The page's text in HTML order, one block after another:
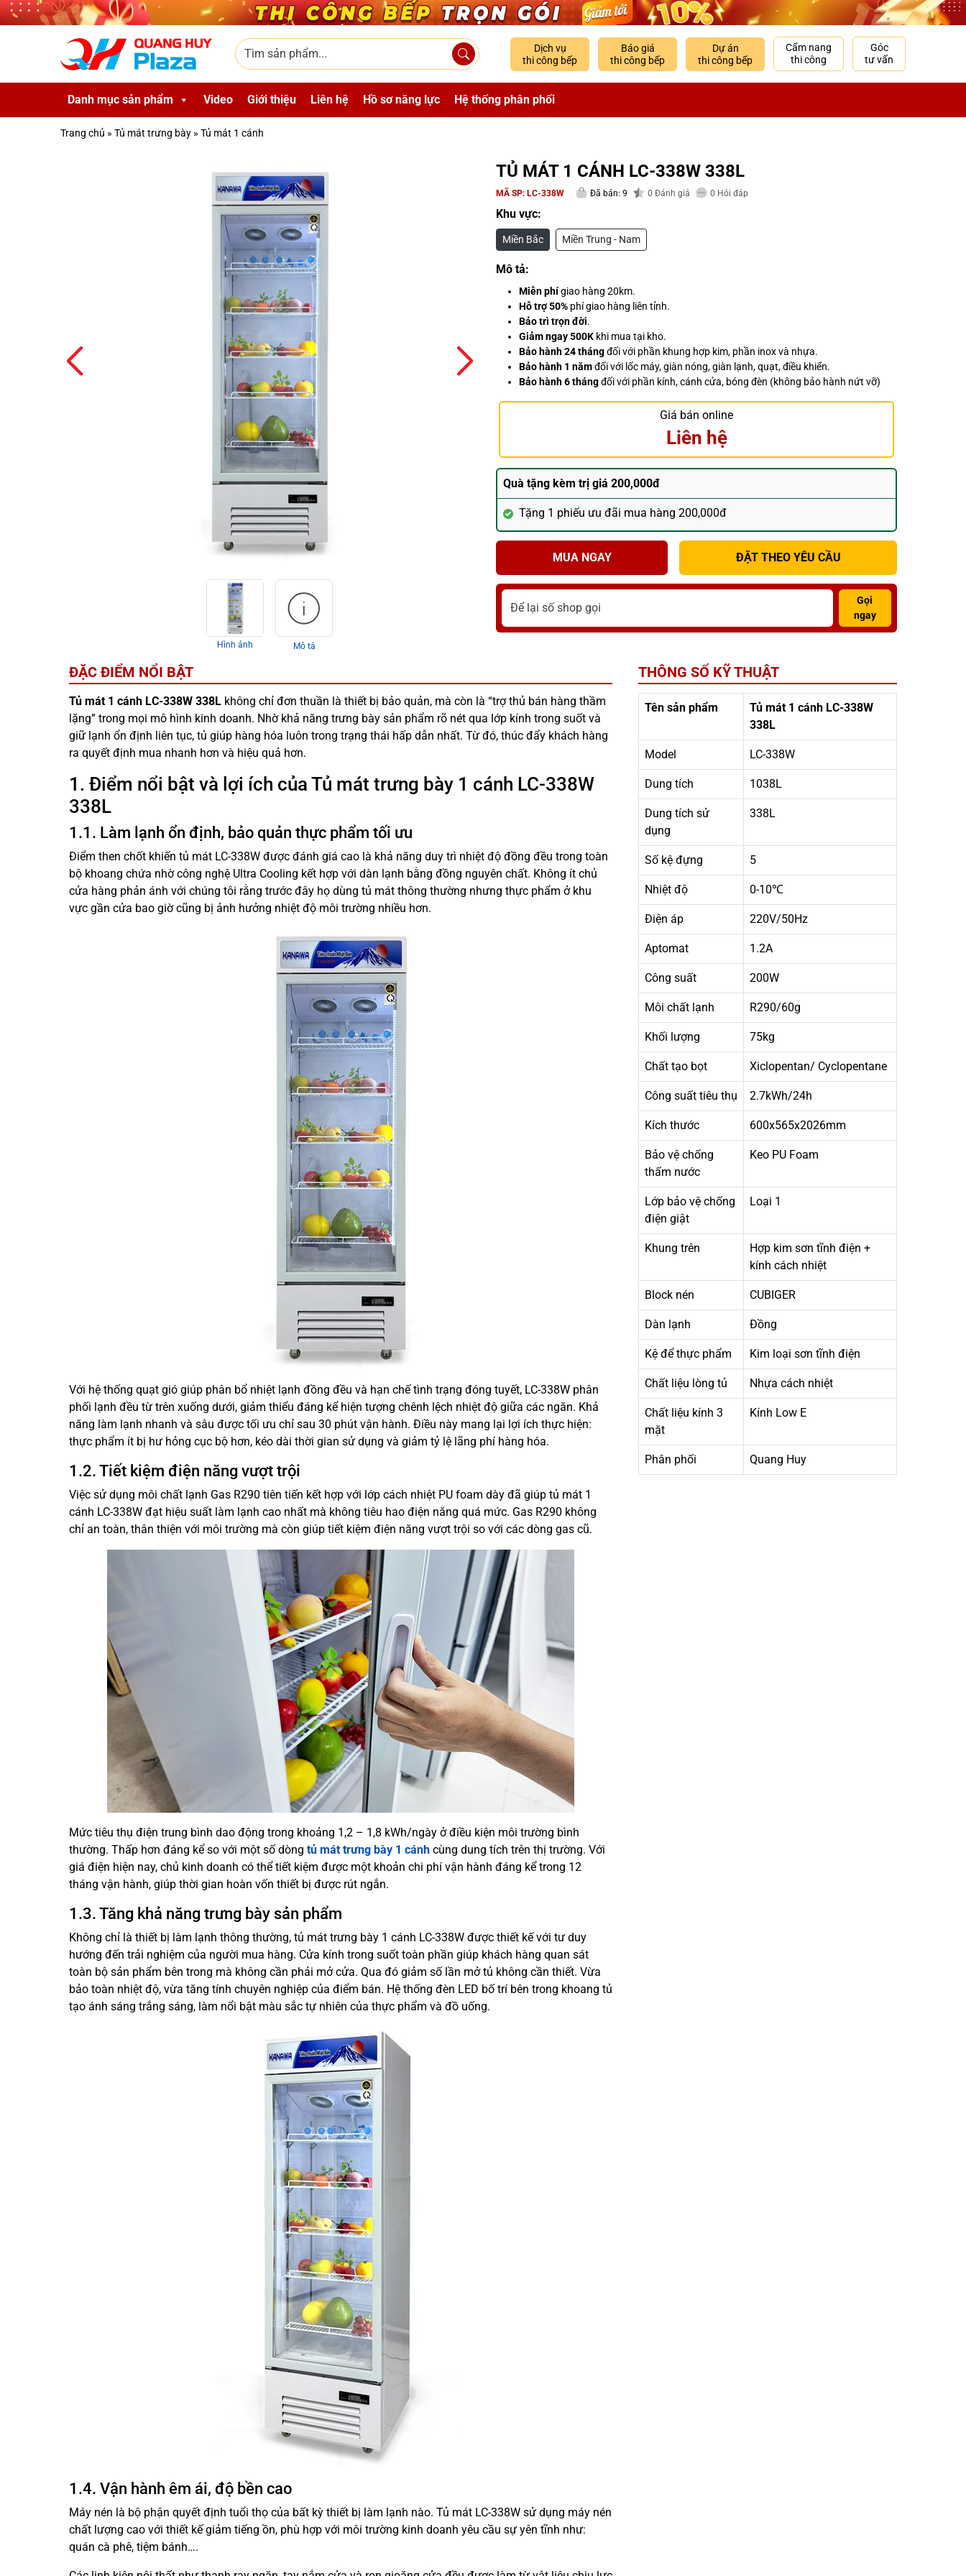
Skip to main content
Tìm sản phẩm
Dịch vụ
thi công bếp
Báo giá
thi công bếp
Dự án
thi công bếp
Cẩm nang
thi công
Góc
tư vấn
Danh mục sản phẩm Video Giới thiệu Liên hệ Hồ sơ năng lực Hệ thống phân phối
Trang chủ » Tủ mát trưng bày » Tủ mát 1 cánh
Hình ảnh Mô tả
TỦ MÁT 1 CÁNH LC-338W 338L
MÃ SP: LC-338W Đã bán: 9 0 Đánh giá 0 Hỏi đáp
Khu vực:
Miền Bắc Miền Trung - Nam
Mô tả:
Miễn phígiao hàng 20km.
Hỗ trợ 50% phí giao hàng liên tỉnh.
Bảo trì trọn đời.
Giảm ngay 500K khi mua tại kho.
Bảo hành 24 thángđối với phần khung hợp kim, phần inox và nhựa.
Bảo hành 1 nămđối với lốc máy, giàn nóng, giàn lạnh, quạt, điều khiển.
Bảo hành 6 thángđối với phần kính, cánh cửa, bóng đèn (không bảo hành nứt vỡ)
Giá bán online
Liên hệ
Quà tặng kèm trị giá 200,000đ
Tặng 1 phiếu ưu đãi mua hàng 200,000đ
MUA NGAY ĐẶT THEO YÊU CẦU
Gọi
ngay
THÔNG SỐ KỸ THUẬT
Tên sản phẩm
Tủ mát 1 cánh LC-338W
338L
Model LC-338W
Dung tích 1038L
Dung tích sử
dụng
338L
Số kệ đựng 5
Nhiệt độ 0-10℃
Điện áp 220V/50Hz
Aptomat 1.2A
Công suất 200W
Môi chất lạnh R290/60g
Khối lượng 75kg
Chất tạo bọt Xiclopentan/ Cyclopentane
Công suất tiêu thụ 2.7kWh/24h
Kích thước 600x565x2026mm
Bảo vệ chống
thấm nước
Keo PU Foam
Lớp bảo vệ chống
điện giật
Loại 1
Khung trên
Hợp kim sơn tĩnh điện +
kính cách nhiệt
Block nén CUBIGER
Dàn lạnh Đồng
Kệ để thực phẩm Kim loại sơn tĩnh điện
Chất liệu lòng tủ Nhựa cách nhiệt
Chất liệu kính 3
mặt
Kính Low E
Phân phối Quang Huy
ĐẶC ĐIỂM NỔI BẬT
Tủ mát 1 cánh LC-338W 338L không chỉ đơn thuần là thiết bị bảo quản, mà còn là “trợ thủ bán hàng thầm
lặng” trong mọi mô hình kinh doanh. Nhờ khả năng trưng bày sản phẩm rõ nét qua lớp kính trong suốt và
giữ lạnh ổn định liên tục, tủ giúp hàng hóa luôn trong trạng thái hấp dẫn nhất. Từ đó, thúc đẩy khách hàng
ra quyết định mua nhanh hơn và hiệu quả hơn.
1. Điểm nổi bật và lợi ích của Tủ mát trưng bày 1 cánh LC-338W
338L
1.1. Làm lạnh ổn định, bảo quản thực phẩm tối ưu
Điểm then chốt khiến tủ mát LC-338W được đánh giá cao là khả năng duy trì nhiệt độ đồng đều trong toàn
bộ khoang chứa nhờ công nghệ Ultra Cooling kết hợp với dàn lạnh bằng đồng nguyên chất. Không ít chủ
cửa hàng phản ánh với chúng tôi rằng trước đây họ dùng tủ mát thông thường nhưng thực phẩm ở khu
vực gần cửa bao giờ cũng bị ảnh hưởng nhiệt độ môi trường nhiều hơn.
Với hệ thống quạt gió giúp phân bổ nhiệt lạnh đồng đều và hạn chế tình trạng đóng tuyết, LC-338W phân
phối lạnh đều từ trên xuống dưới, giảm thiểu đáng kể hiện tượng chênh lệch nhiệt độ giữa các ngăn. Khả
năng làm lạnh nhanh và sâu được tối ưu chỉ sau 30 phút vận hành. Điều này mang lại lợi ích thực hiện:
thực phẩm ít bị hư hỏng cục bộ hơn, kéo dài thời gian sử dụng và giảm tỷ lệ lãng phí hàng hóa.
1.2. Tiết kiệm điện năng vượt trội
Việc sử dụng môi chất lạnh Gas R290 tiên tiến kết hợp với lớp cách nhiệt PU foam dày đã giúp tủ mát 1
cánh LC-338W đạt hiệu suất làm lạnh cao nhất mà không tiêu hao điện năng quá mức. Gas R290 không
chỉ an toàn, thân thiện với môi trường mà còn giúp tiết kiệm điện năng vượt trội so với các dòng gas cũ.
Mức tiêu thụ điện trung bình dao động trong khoảng 1,2 – 1,8 kWh/ngày ở điều kiện môi trường bình
thường. Thấp hơn đáng kể so với một số dòng tủ mát trưng bày 1 cánh cùng dung tích trên thị trường. Với
giá điện hiện nay, chủ kinh doanh có thể tiết kiệm được một khoản chi phí vận hành đáng kể trong 12
tháng vận hành, giúp thời gian hoàn vốn thiết bị được rút ngắn.
1.3. Tăng khả năng trưng bày sản phẩm
Không chỉ là thiết bị làm lạnh thông thường, tủ mát trưng bày 1 cánh LC-338W được thiết kế với tư duy
hướng đến trải nghiệm của người mua hàng. Cửa kính trong suốt toàn phần giúp khách hàng quan sát
toàn bộ sản phẩm bên trong mà không cần phải mở cửa. Qua đó giảm số lần mở tủ không cần thiết. Vừa
bảo toàn nhiệt độ, vừa tăng tính chuyên nghiệp của điểm bán. Hệ thống đèn LED bố trí bên trong khoang tủ
tạo ánh sáng trắng sáng, làm nổi bật màu sắc tự nhiên của thực phẩm và đồ uống.
1.4. Vận hành êm ái, độ bền cao
Máy nén là bộ phận quyết định tuổi thọ của bất kỳ thiết bị làm lạnh nào. Tủ mát LC-338W sử dụng máy nén
chất lượng cao với thiết kế giảm tiếng ồn, phù hợp với môi trường kinh doanh yêu cầu sự yên tĩnh như:
quán cà phê, tiệm bánh….